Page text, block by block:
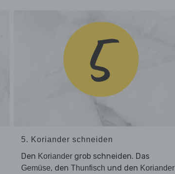
5. Koriander schneiden
Den Koriandergrob schneiden. Das
Gemüse, den Thunfisch und den Koriander